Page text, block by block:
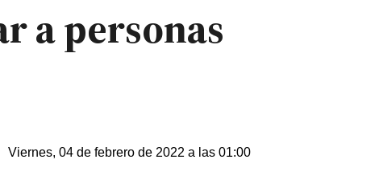
a personas
Viernes, 04 de febrero de 2022 a las 01:00